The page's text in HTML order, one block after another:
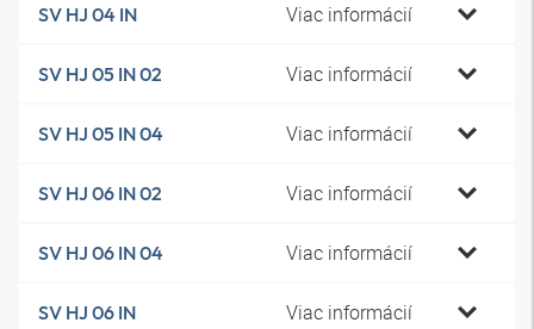
SV HJ 04 IN Viac informácií
SV HJ 05 IN 02 Viac informácií
SV HJ 05 IN 04 Viac informácií
SV HJ 06 IN 02 Viac informácií
SV HJ 06 IN 04 Viac informácií
SV HJ 06 IN Viac informácií